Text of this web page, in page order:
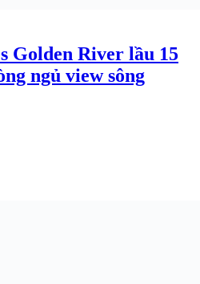
Golden River lầu 15
ngủ view sông